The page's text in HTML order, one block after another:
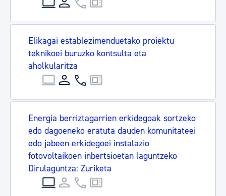
Elikagai establezimenduetako proiektu
teknikoei buruzko kontsulta eta
aholkularitza
Energia berriztagarrien erkidegoak sortzeko
edo dagoeneko eratuta dauden komunitateei
edo jabeen erkidegoei instalazio
fotovoltaikoen inbertsioetan laguntzeko
Dirulaguntza: Zuriketa